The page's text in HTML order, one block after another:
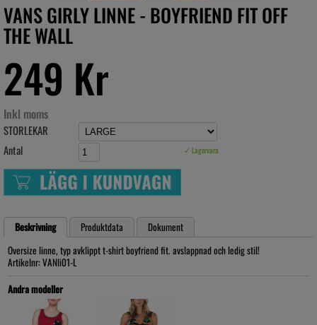
VANS GIRLY LINNE - BOYFRIEND FIT OFF
THE WALL
249 Kr
Inkl moms
STORLEKAR
Antal
✓ Lagervara
Beskrivning Produktdata
Dokument
Oversize linne, typ avklippt t-shirt boyfriend fit. avslappnad och ledig stil!
Artikelnr: VANli01-L
Andra modeller